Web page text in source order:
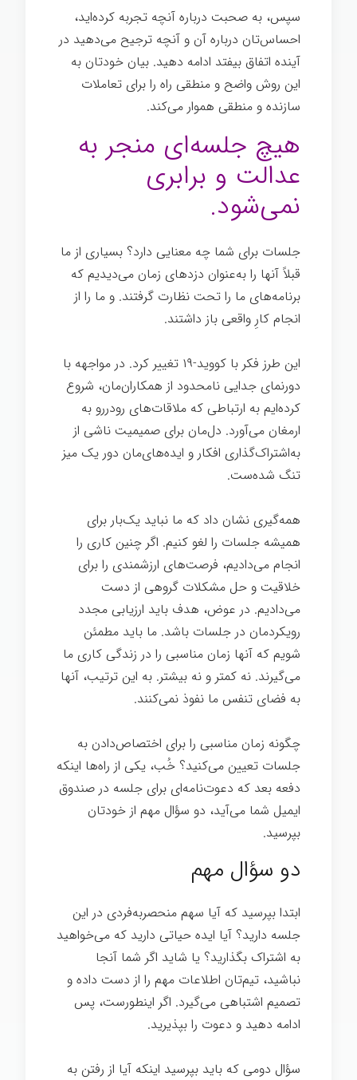
سپس، به صحبت درباره آنچه تجربه کرده‌اید،
احساس‌تان درباره آن و آنچه ترجیح می‌دهید در
آینده اتفاق بیفتد ادامه دهید. بیان خودتان به
این روش واضح و منطقی راه را برای تعاملات
سازنده و منطقی هموار می‌کند.
هیچ جلسه‌ای منجر به
عدالت و برابری
نمی‌شود.
جلسات برای شما چه معنایی دارد؟ بسیاری از ما
قبلاً آنها را به‌عنوان دزدهای زمان می‌دیدیم که
برنامه‌های ما را تحت نظارت گرفتند. و ما را از
انجام کارِ واقعی باز داشتند.
این طرز فکر با کووید-۱۹ تغییر کرد. در مواجهه با
دورنمای جدایی نامحدود از همکاران‌مان، شروع
کرده‌ایم به ارتباطی که ملاقات‌های رودررو به
ارمغان می‌آورد. دل‌مان برای صمیمیت ناشی از
به‌اشتراک‌گذاری افکار و ایده‌های‌مان دور یک میز
تنگ شده‌ست.
همه‌گیری نشان داد که ما نباید یک‌بار برای
همیشه جلسات را لغو کنیم. اگر چنین کاری را
انجام می‌دادیم، فرصت‌های ارزشمندی را برای
خلاقیت و حل مشکلات گروهی از دست
می‌دادیم. در عوض، هدف باید ارزیابی مجدد
رویکردمان در جلسات باشد. ما باید مطمئن
شویم که آنها زمان مناسبی را در زندگی کاری ما
می‌گیرند. نه کمتر و نه بیشتر. به این ترتیب، آنها
به فضای تنفس ما نفوذ نمی‌کنند.
چگونه زمان مناسبی را برای اختصاص‌دادن به
جلسات تعیین می‌کنید؟ خُب، یکی از راه‌ها اینکه
دفعه بعد که دعوت‌نامه‌ای برای جلسه در صندوق
ایمیل شما می‌آید، دو سؤال مهم از خودتان
بپرسید.
دو سؤال مهم
ابتدا بپرسید که آیا سهم منحصربه‌فردی در این
جلسه دارید؟ آیا ایده حیاتی دارید که می‌خواهید
به اشتراک بگذارید؟ یا شاید اگر شما آنجا
نباشید، تیم‌تان اطلاعات مهم را از دست داده و
تصمیم اشتباهی می‌گیرد. اگر اینطورست، پس
ادامه دهید و دعوت را بپذیرید.
سؤال دومی که باید بپرسید اینکه آیا از رفتن به